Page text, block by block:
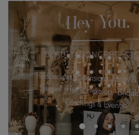
Dienstag
Mittwoch
Donnerstag
Freitag
Samstag
Sonntag
Strahlend rein und jugendlich frisch –
Hautbild wünscht, sollte dem
Deluxe in der Löwenstraße 24 einen
seiner zentralen Lage in Hamburg-